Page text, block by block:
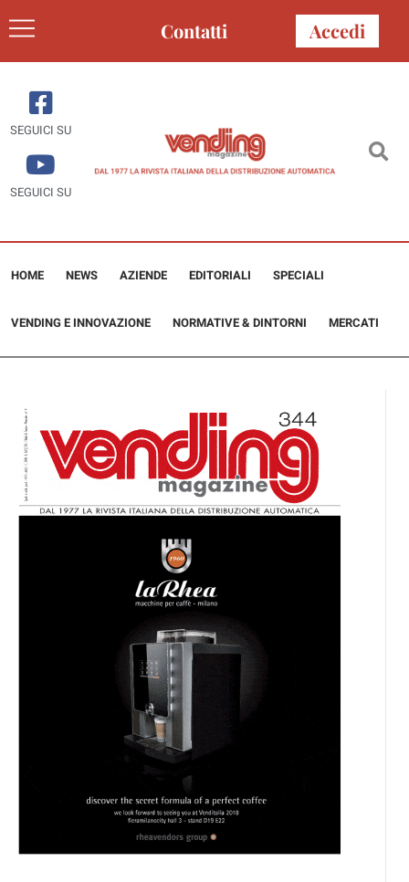
Contatti Accedi
SEGUICI SU
SEGUICI SU
HOME NEWS AZIENDE EDITORIALI SPECIALI
VENDING E INNOVAZIONE NORMATIVE & DINTORNI MERCATI